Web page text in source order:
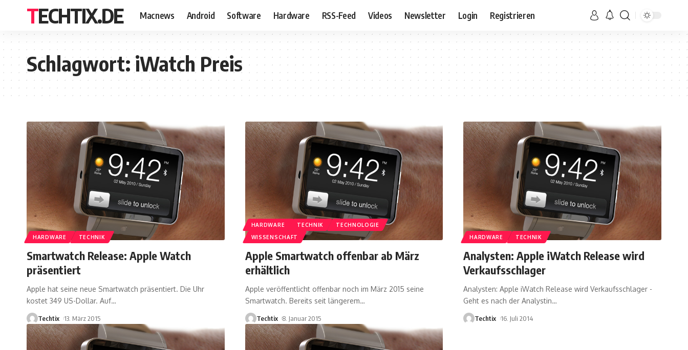
TECHTIX.DE Macnews Android Software Hardware RSS-Feed Videos Newsletter Login Registrieren
Schlagwort:iWatch Preis
HARDWARE TECHNIK
Smartwatch Release: Apple Watch
präsentiert
Apple hat seine neue Smartwatch präsentiert. Die Uhr
kostet 349 US-Dollar. Auf…
Techtix 13. März 2015
HARDWARE TECHNIK
TECHNOLOGIE
WISSENSCHAFT
Apple Smartwatch offenbar ab März
erhältlich
Apple veröffentlicht offenbar noch im März 2015 seine
Smartwatch. Bereits seit längerem…
Techtix 8. Januar 2015
HARDWARE TECHNIK
Analysten: Apple iWatch Release wird
Verkaufsschlager
Analysten: Apple iWatch Release wird Verkaufsschlager -
Geht es nach der Analystin…
Techtix 16. Juli 2014